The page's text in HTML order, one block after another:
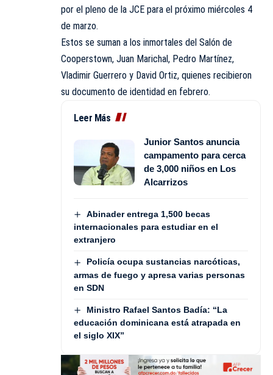
por el pleno de la JCE para el próximo miércoles 4
de marzo.
Estos se suman a los inmortales del Salón de
Cooperstown, Juan Marichal, Pedro Martínez,
Vladimir Guerrero y David Ortiz, quienes recibieron
su documento de identidad en febrero.
Leer Más
Junior Santos anuncia
campamento para cerca
de 3,000 niños en Los
Alcarrizos
Abinader entrega 1,500 becas
internacionales para estudiar en el
extranjero
Policía ocupa sustancias narcóticas,
armas de fuego y apresa varias personas
en SDN
Ministro Rafael Santos Badía: “La
educación dominicana está atrapada en
el siglo XIX”